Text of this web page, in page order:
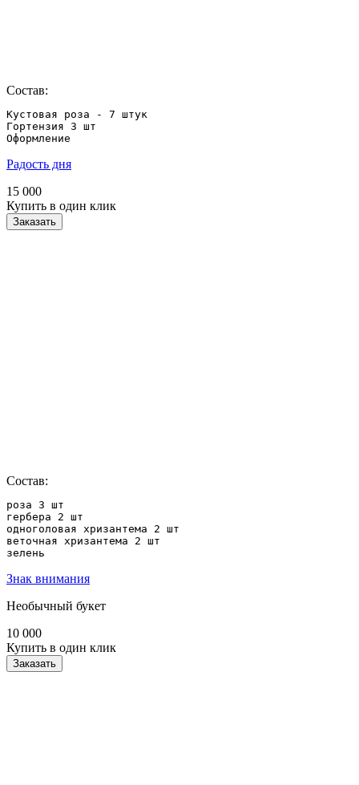
Состав:
Кустовая роза - 7 штук
Гортензия 3 шт
Оформление
Радость дня
15 000
Купить в один клик
Заказать
Состав:
роза 3 шт
гербера 2 шт
одноголовая хризантема 2 шт
веточная хризантема 2 шт
зелень
Знак внимания
Необычный букет
10 000
Купить в один клик
Заказать